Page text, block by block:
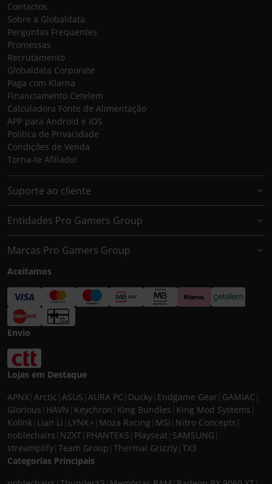
Contactos
Sobre a Globaldata
Perguntas Frequentes
Promessas
Recrutamento
Globaldata Corporate
Paga com Klarna
Financiamento Cetelem
Calculadora Fonte de Alimentação
APP para Android e IOS
Política de Privacidade
Condições de Venda
Torna-te Afiliado!
Suporte ao cliente
Entidades Pro Gamers Group
Marcas Pro Gamers Group
Aceitamos
Envio
Lojas em Destaque
APNX Arctic ASUS AURA PC Ducky Endgame Gear GAMIAC
Glorious HAVN Keychron King Bundles King Mod Systems
Kolink Lian Li LYNK+ Moza Racing MSI Nitro Concepts
noblechairs NZXT PHANTEKS Playseat SAMSUNG
streamplify Team Group Thermal Grizzly TX3
Categorias Principais